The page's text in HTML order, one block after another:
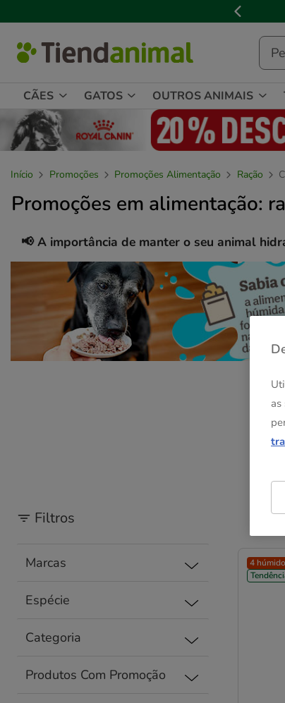
de
CÃES GATOS OUTROS ANIMAIS
Início Promoções Promoções Alimentação Ração
Promoções em alimentação:
📢 A importância de manter o seu animal
Filtros
Marcas
Espécie
Categoria
Produtos Com Promoção
144
4
as